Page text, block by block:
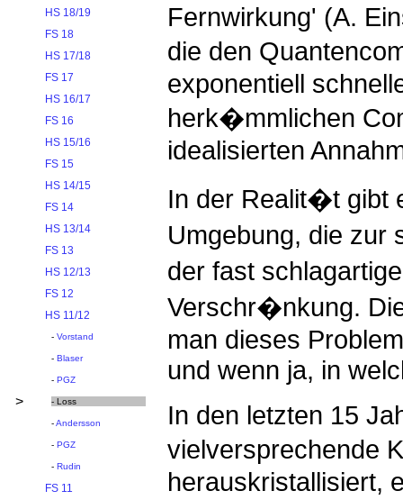
HS 18/19
FS 18
HS 17/18
FS 17
HS 16/17
FS 16
HS 15/16
FS 15
HS 14/15
FS 14
HS 13/14
FS 13
HS 12/13
FS 12
HS 11/12
- Vorstand
- Blaser
- PGZ
> - Loss
-Andersson
- PGZ
- Rudin
FS 11
Fernwirkung' (A.
die den
exponentiell
herk�mmlichen
idealisierten
In der Realit�t gibt
Umgebung, die
der fast
Verschr�nkung.
man dieses
und wenn ja, in
In den letzten 15
vielversprechende
herauskristallisiert,